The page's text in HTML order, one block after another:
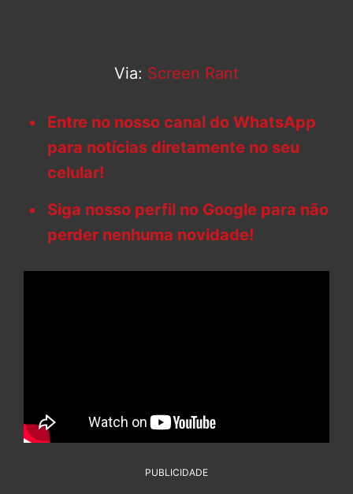
Via: Screen Rant
Entre no nosso canal do WhatsApp
para notícias diretamente no seu
celular!
Siga nosso perfil no Google para não
perder nenhuma novidade!
PUBLICIDADE